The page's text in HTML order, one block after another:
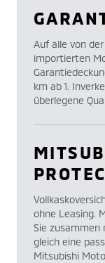
Auf alle von
importierten
km ab 1.
überlegene
ohne Leasing.
Sie zusammen
gleich eine
Mitsubishi